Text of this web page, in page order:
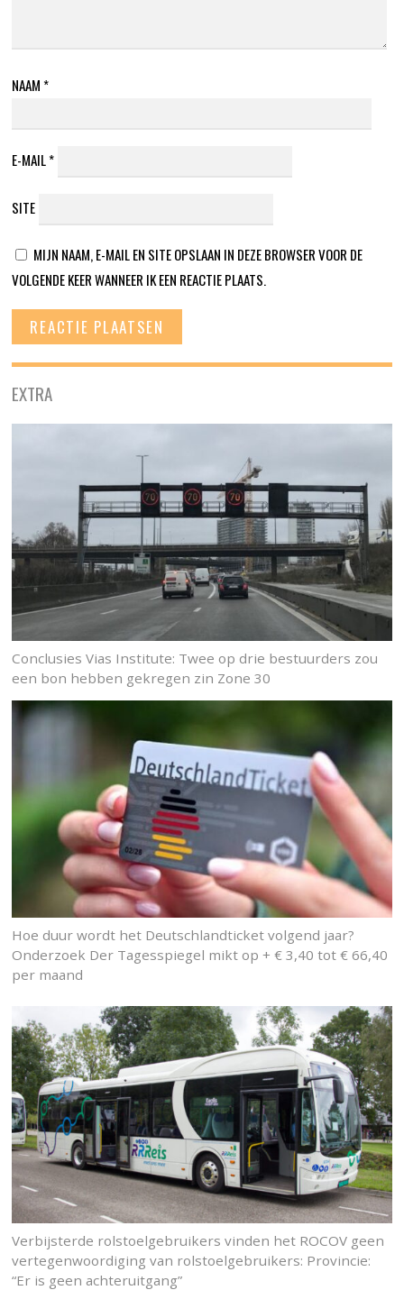
NAAM *
E-MAIL*
SITE
MIJN NAAM, E-MAIL EN SITE OPSLAAN IN DEZE BROWSER VOOR DE
VOLGENDE KEER WANNEER IK EEN REACTIE PLAATS.
EXTRA
Conclusies Vias Institute: Twee op drie bestuurders zou
een bon hebben gekregen zin Zone 30
Hoe duur wordt het Deutschlandticket volgend jaar?
Onderzoek Der Tagesspiegel mikt op + € 3,40 tot € 66,40
per maand
Verbijsterde rolstoelgebruikers vinden het ROCOV geen
vertegenwoordiging van rolstoelgebruikers: Provincie:
“Er is geen achteruitgang”